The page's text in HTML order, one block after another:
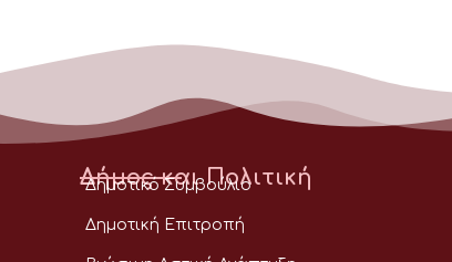
Δήμος και Πολιτική
Δημοτικό Συμβούλιο
Δημοτική Επιτροπή